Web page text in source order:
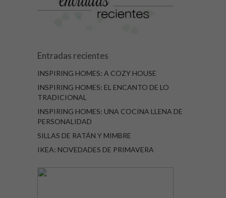
Entradas recientes
INSPIRING HOMES: A COZY HOUSE
INSPIRING HOMES: EL ENCANTO DE LO
TRADICIONAL
INSPIRING HOMES: UNA COCINA LLENA DE
PERSONALIDAD
SILLAS DE RATÁN Y MIMBRE
IKEA: NOVEDADES DE PRIMAVERA